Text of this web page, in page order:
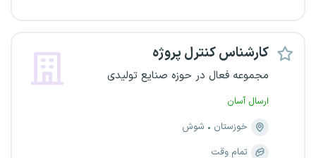
کارشناس کنترل پروژه
مجموعه فعال در حوزه صنایع تولیدی
ارسال آسان
خوزستان
شوش
تمام وقت